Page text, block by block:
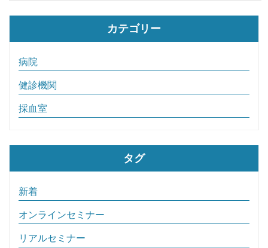
カテゴリー
病院
健診機関
採血室
タグ
新着
オンラインセミナー
リアルセミナー